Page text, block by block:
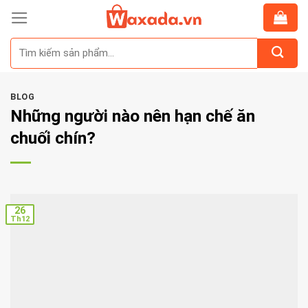
Skip
content
BLOG
Những người nào nên hạn chế ăn
chuối chín?
26
Th12